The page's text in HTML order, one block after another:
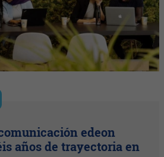
edeon
años de trayectoria en